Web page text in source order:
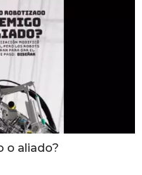
o aliado?